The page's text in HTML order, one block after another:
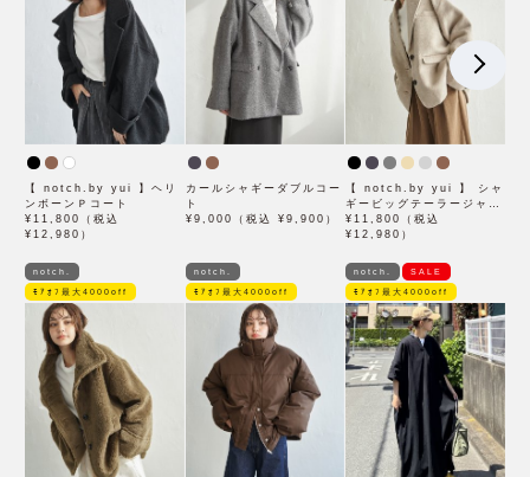
【 notch.by yui 】ヘリ
ンボーンＰコート
¥11,800（税込
¥12,980）
カールシャギーダブルコー
ト
¥9,000（税込 ¥9,900）
【 notch.by yui 】 シャ
ギービッグテーラージャケ
ット
¥11,800（税込
¥12,980）
notch.
ﾓｱｵﾌ最大4000off
notch.
ﾓｱｵﾌ最大4000off
notch. SALE
ﾓｱｵﾌ最大4000off